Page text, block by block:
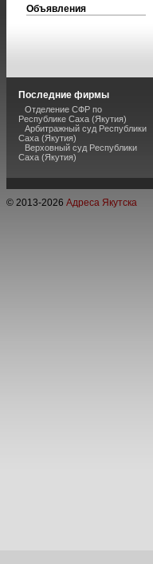
Объявления
Последние фирмы
Отделение СФР по
Республике Саха (Якутия)
Арбитражный суд Республики
Саха (Якутия)
Верховный суд Республики
Саха (Якутия)
© 2013-2026 Адреса Якутска